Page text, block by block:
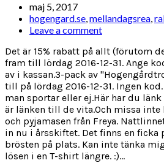
maj 5, 2017
hogengard.se,mellandagsrea,
Leave a comment
Det är 15% rabatt på allt (förutom
fram till lördag 2016-12-31. Ange
av i kassan.3-pack av
till på lördag 2016-12-31. Ingen
man sportar eller ej.Här har du länk
är länken till de vita.Och missa
och pyjamasen från Freya.
in nu i årsskiftet. Det finns en ficka
brösten på plats. Kan inte tänka
lösen i en T-shirt längre. :)...